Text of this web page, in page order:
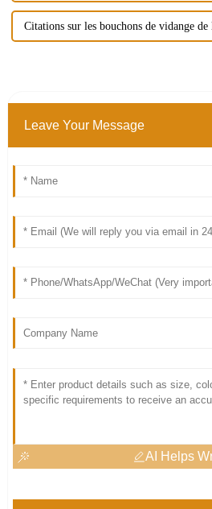
Citations sur les bouchons de vidange de
Leave Your Message
AI Helps